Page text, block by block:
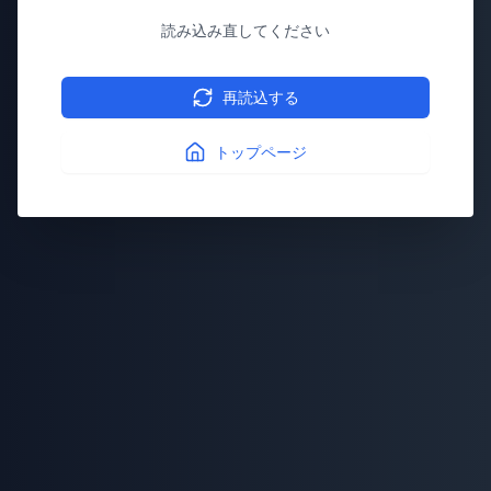
読み込み直してください
再読込する
トップページ